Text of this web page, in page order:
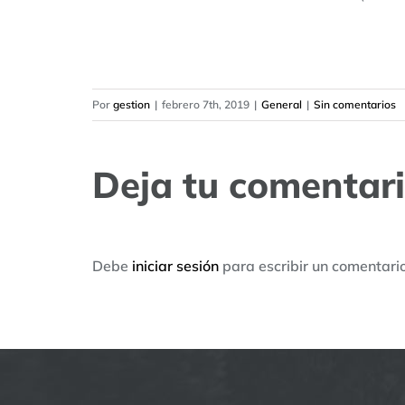
Por gestion | febrero 7th, 2019 | General | Sin comentarios
Deja tu
Debe iniciar sesión para escribir un